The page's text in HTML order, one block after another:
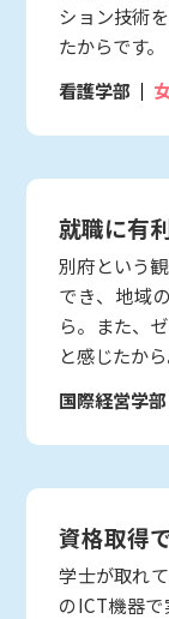
ション技術
たからです。
看護学部
就職に有
別府という
でき、地域
ら。また、
と感じたから
国際経営学部
資格取得
学士が取れ
のICT機器で